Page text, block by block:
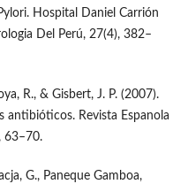
Hospital Daniel Carrión
Del Perú, 27(4), 382–
R., & Gisbert, J. P. (2007).
antibióticos. Revista Espanola
63–70.
G., Paneque Gamboa,